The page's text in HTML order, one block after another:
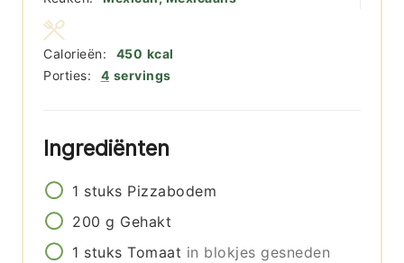
Porties: 4 servings
Calorieën: 450 kcal
Ingrediënten
1 stuks Pizzabodem
200 g Gehakt
1 stuks Tomaat in blokjes gesneden